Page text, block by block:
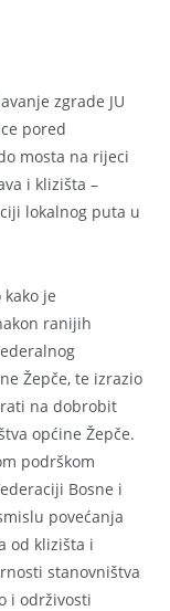
zgrade JU
pored
mosta na rijeci
i klizišta –
lokalnog puta u
je
ranijih
Žepče, te izrazio
na dobrobit
općine Žepče.
podrškom
Bosne i
povećanja
od klizišta i
stanovništva
i održivosti